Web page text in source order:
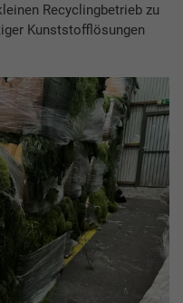
Recyclingbetrieb zu
Kunststofflösungen